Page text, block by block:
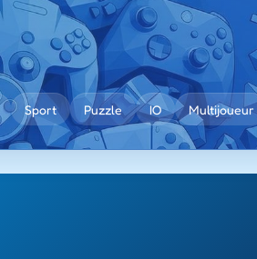
Sport Puzzle IO Multijoueur